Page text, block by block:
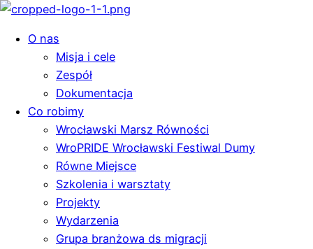
O nas
Misja i cele
Zespół
Dokumentacja
Co robimy
Wrocławski Marsz Równości
WroPRIDE Wrocławski Festiwal Dumy
Równe Miejsce
Szkolenia i warsztaty
Projekty
Wydarzenia
Grupa branżowa ds migracji